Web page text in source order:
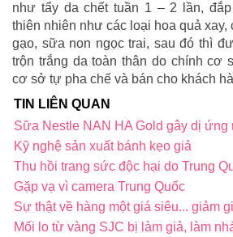
như tẩy da chết tuần 1 – 2 lần,
thiên nhiên như các loại hoa quả xay,
gạo, sữa non ngọc trai, sau đó thì
trộn trắng da toàn thân do chính cơ
cơ sở tự pha chế và bán cho khách
TIN LIÊN QUAN
Sữa Nestle NAN HA Gold gây dị ứng
Kỹ nghệ sản xuất bánh kẹo giả
Thu hồi trang sức độc hại do Trung
Gặp vạ vì camera Trung Quốc
Sự thật về hàng một giá siêu... giảm
Mối lo từ vàng SJC bị làm giả, làm